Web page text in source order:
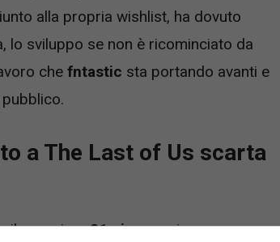
alla propria wishlist, ha dovuto
lo sviluppo se non è ricominciato da
che fntastic sta portando avanti e
a The Last of Us scarta
il prossimo21 giugnoe invece con un